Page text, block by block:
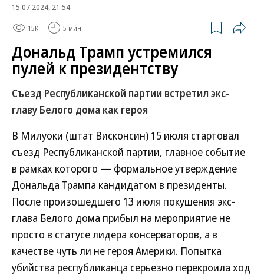
15.07.2024, 21:54
15K 5 мин.
Дональд Трамп устремился
пулей к президентству
Съезд Республиканской партии встретил экс-
главу Белого дома как героя
В Милуоки (штат Висконсин) 15 июля стартовал
съезд Республиканской партии, главное событие
в рамках которого — формальное утверждение
Дональда Трампа кандидатом в президенты.
После произошедшего 13 июля покушения экс-
глава Белого дома прибыл на мероприятие не
просто в статусе лидера консерваторов, а в
качестве чуть ли не героя Америки. Попытка
убийства республиканца серьезно перекроила ход